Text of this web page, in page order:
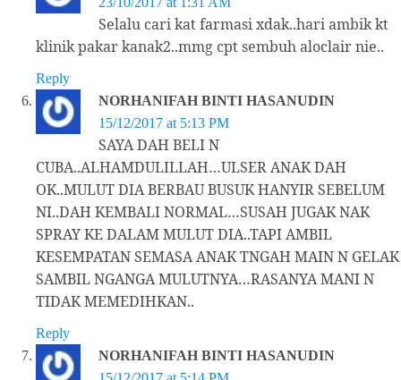
Selalu cari kat farmasi xdak..hari ambik kt
klinik pakar kanak2..mmg cpt sembuh aloclair nie..
Reply
NORHANIFAH BINTI HASANUDIN
15/12/2017 at 5:13 PM
SAYA DAH BELI N
CUBA..ALHAMDULILLAH…ULSER ANAK DAH
OK..MULUT DIA BERBAU BUSUK HANYIR SEBELUM
NI..DAH KEMBALI NORMAL…SUSAH JUGAK NAK
SPRAY KE DALAM MULUT DIA..TAPI AMBIL
KESEMPATAN SEMASA ANAK TNGAH MAIN N GELAK
SAMBIL NGANGA MULUTNYA…RASANYA MANI N
TIDAK MEMEDIHKAN..
Reply
NORHANIFAH BINTI HASANUDIN